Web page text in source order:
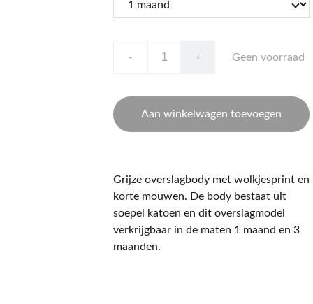
- + Geen voorraad
Aan winkelwagen toevoegen
Grijze overslagbody met wolkjesprint en
korte mouwen. De body bestaat uit
soepel katoen en dit overslagmodel
verkrijgbaar in de maten 1 maand en 3
maanden.